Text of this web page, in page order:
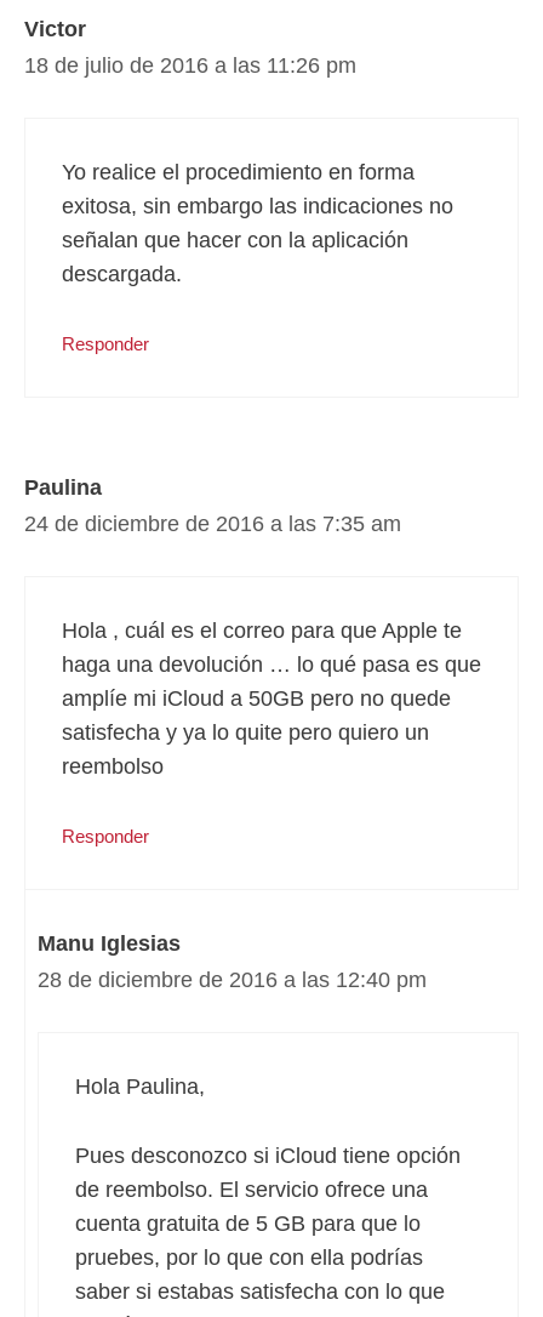
Victor
18 de julio de 2016 a las 11:26 pm
Yo realice el procedimiento en forma
exitosa, sin embargo las indicaciones no
señalan que hacer con la aplicación
descargada.
Responder
Paulina
24 de diciembre de 2016 a las 7:35 am
Hola , cuál es el correo para que Apple te
haga una devolución … lo qué pasa es que
amplíe mi iCloud a 50GB pero no quede
satisfecha y ya lo quite pero quiero un
reembolso
Responder
Manu Iglesias
28 de diciembre de 2016 a las 12:40 pm
Hola Paulina,
Pues desconozco si iCloud tiene opción
de reembolso. El servicio ofrece una
cuenta gratuita de 5 GB para que lo
pruebes, por lo que con ella podrías
saber si estabas satisfecha con lo que